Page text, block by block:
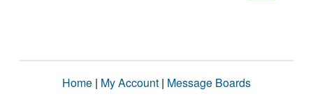
Home | My Account | Message Boards